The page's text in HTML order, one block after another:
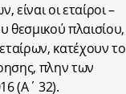
οι εταίροι –
θεσμικού πλαισίου,
κατέχουν το
πλην των
(Α΄ 32).